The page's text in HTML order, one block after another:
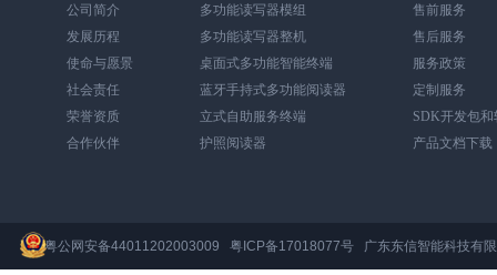
公司简介
发展历程
使命与愿景
社会责任
荣誉资质
合作伙伴
多功能读写器模组
多功能读写器整机
桌面式多功能智能终端
蓝牙手持式多功能阅读器
立式自助服务终端
护照阅读器
售前服务
售后服务
服务政策
定制服务
SDK开发包
产品文档下载
粤公网安备44011202003009 粤ICP备17018077号 广东东信智能科技有